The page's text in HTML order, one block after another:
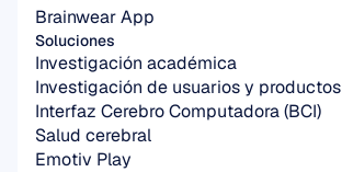
Soluciones
Investigación académica
Investigación de usuarios y productos
Interfaz Cerebro Computadora (BCI)
Salud cerebral
Emotiv Play
Brainwear App